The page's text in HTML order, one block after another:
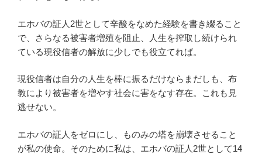
エホバの証人2世として辛酸をなめた経験を書き綴ること
で、さらなる被害者増殖を阻止、人生を搾取し続けられ
ている現役信者の解放に少しでも役立てれば。
現役信者は自分の人生を棒に振るだけならまだしも、布
教により被害者を増やす社会に害をなす存在。これも見
逃せない。
エホバの証人をゼロにし、ものみの塔を崩壊させること
が私の使命。そのために私は、エホバの証人2世として14